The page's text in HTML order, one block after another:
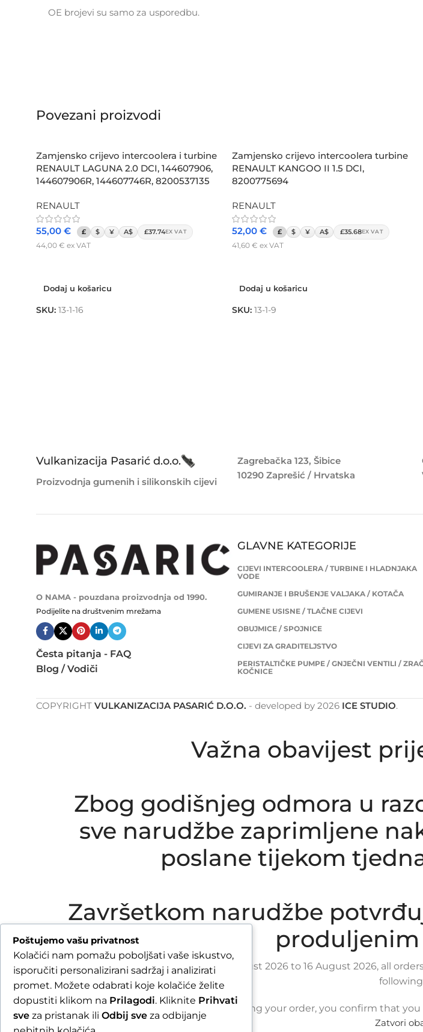
OE brojevi su samo za usporedbu.
Povezani proizvodi
Zamjensko crijevo intercoolera i turbine
RENAULT LAGUNA 2.0 DCI, 144607906,
144607906R, 144607746R, 8200537135
RENAULT
55,00 € £ $ ¥ A$ £37.74EX VAT
44,00 € ex VAT
Dodaj u košaricu
SKU: 13-1-16
Zamjensko crijevo intercoolera turbine
RENAULT KANGOO II 1.5 DCI,
8200775694
RENAULT
52,00 € £ $ ¥ A$ £35.68EX VAT
41,60 € ex VAT
Dodaj u košaricu
SKU: 13-1-9
Vulkanizacija Pasarić d.o.o.
Proizvodnja gumenih i silikonskih cijevi
Zagrebačka 123, Šibice
10290 Zaprešić / Hrvatska
O NAMA - pouzdana proizvodnja od 1990.
Podijelite na društvenim mrežama
Česta pitanja - FAQ
Blog / Vodiči
GLAVNE KATEGORIJE
CIJEVI INTERCOOLERA / TURBINE I HLADNJAKA
VODE
GUMIRANJE I BRUŠENJE VALJAKA / KOTAČA
GUMENE USISNE / TLAČNE CIJEVI
OBUJMICE / SPOJNICE
CIJEVI ZA GRADITELJSTVO
PERISTALTIČKE PUMPE / GNJEČNI VENTILI /
KOČNICE
COPYRIGHT VULKANIZACIJA PASARIĆ D.O.O. - developed by 2026 ICE STUDIO.
Važna obavijest
Zbog godišnjeg odmora u
sve narudžbe zaprimljene
poslane tijekom
Završetkom narudžbe
produljenim
Due to our annual holiday from 1 August 2026 to 16 August 2026, all
By completing your order, you confirm that
Zatvori
Poštujemo vašu privatnost
Kolačići nam pomažu poboljšati vaše iskustvo,
isporučiti personalizirani sadržaj i analizirati
promet. Možete odabrati koje kolačiće želite
dopustiti klikom na Prilagodi. Kliknite Prihvati
sve za pristanak ili Odbij sve za odbijanje